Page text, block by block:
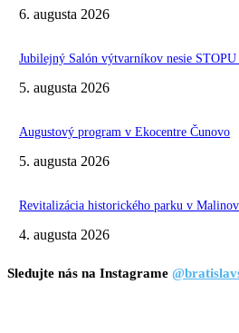
6. augusta 2026
Jubilejný Salón výtvarníkov nesie
5. augusta 2026
Augustový program v Ekocentre Čunovo
5. augusta 2026
Revitalizácia historického parku v
4. augusta 2026
Sledujte nás na Instagrame